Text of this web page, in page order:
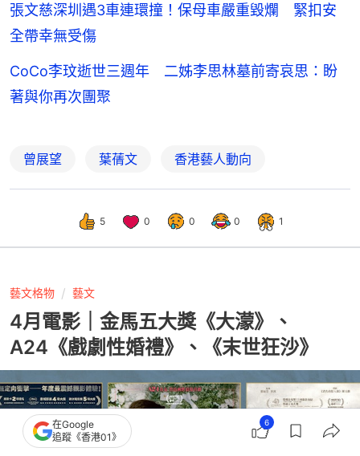
張文慈深圳遇3車連環撞！保母車嚴重毀爛 緊扣安
全帶幸無受傷
CoCo李玟逝世三週年 二姊李思林墓前寄哀思：盼
著與你再次團聚
曾展望 葉蒨文 香港藝人動向
5 0 0 0 1
藝文格物 藝文
4月電影｜金馬五大獎《大濛》、
A24《戲劇性婚禮》、《末世狂沙》
在Google
追蹤《香港01》
6